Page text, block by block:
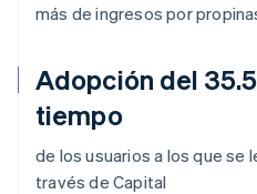
más de ingresos por
Adopción del
tiempo
de los usuarios a los que se
través de Capital